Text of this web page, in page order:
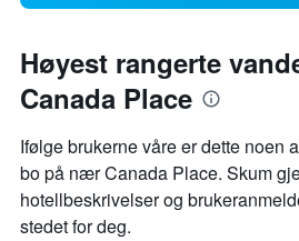
Høyest rangerte
Canada Place
Ifølge brukerne våre er dette noen
bo på nær Canada Place. Skum
hotellbeskrivelser og
stedet for deg.